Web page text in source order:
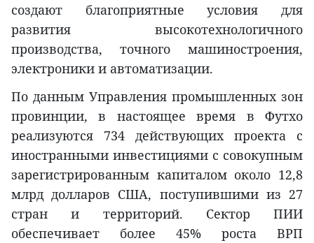
создают благоприятные условия для
развития высокотехнологичного
производства, точного машиностроения,
электроники и автоматизации.
По данным Управления промышленных зон
провинции, в настоящее время в Футхо
реализуются 734 действующих проекта с
иностранными инвестициями с совокупным
зарегистрированным капиталом около 12,8
млрд долларов США, поступившими из 27
стран и территорий. Сектор ПИИ
обеспечивает более 45% роста ВРП